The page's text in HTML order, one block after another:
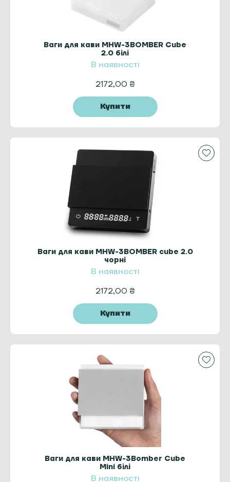
Ваги для кави MHW-3BOMBER Cube
2.0 білі
В наявності
2172,00 ₴
Купити
Ваги для кави MHW-3BOMBER cube 2.0
чорні
В наявності
2172,00 ₴
Купити
Ваги для кави MHW-3Bomber Cube
Mini білі
В наявності